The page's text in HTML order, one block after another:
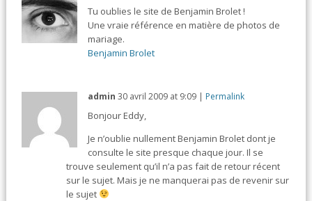
Tu oublies le site de Benjamin Brolet !
Une vraie référence en matière de photos de
mariage.
Benjamin Brolet
admin 30 avril 2009 at 9:09 | Permalink
Bonjour Eddy,
Je n’oublie nullement Benjamin Brolet dont je
consulte le site presque chaque jour. Il se
trouve seulement qu’il n’a pas fait de retour récent
sur le sujet. Mais je ne manquerai pas de revenir sur
le sujet